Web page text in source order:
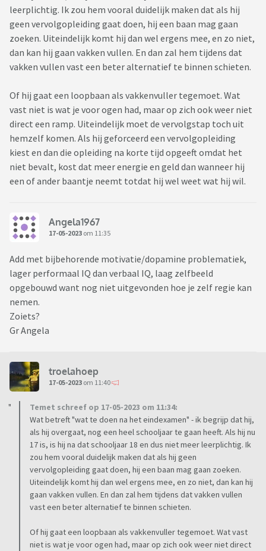
leerplichtig. Ik zou hem vooral duidelijk maken dat als hij
geen vervolgopleiding gaat doen, hij een baan mag gaan
zoeken. Uiteindelijk komt hij dan wel ergens mee, en zo niet,
dan kan hij gaan vakken vullen. En dan zal hem tijdens dat
vakken vullen vast een beter alternatief te binnen schieten.
Of hij gaat een loopbaan als vakkenvuller tegemoet. Wat
vast niet is wat je voor ogen had, maar op zich ook weer niet
direct een ramp. Uiteindelijk moet de vervolgstap toch uit
hemzelf komen. Als hij geforceerd een vervolgopleiding
kiest en dan die opleiding na korte tijd opgeeft omdat het
niet bevalt, kost dat meer energie en geld dan wanneer hij
een of ander baantje neemt totdat hij wel weet wat hij wil.
Angela1967
17-05-2023 om 11:35
Add met bijbehorende motivatie/dopamine problematiek,
lager performaal IQ dan verbaal IQ, laag zelfbeeld
opgebouwd want nog niet uitgevonden hoe je zelf regie kan
nemen.
Zoiets?
Gr Angela
troelahoep
17-05-2023 om 11:40
Temet schreef op 17-05-2023 om 11:34:
Wat betreft "wat te doen na het eindexamen" - ik begrijp dat hij,
als hij overgaat, nog een heel schooljaar te gaan heeft. Als hij nu
17 is, is hij na dat schooljaar 18 en dus niet meer leerplichtig. Ik
zou hem vooral duidelijk maken dat als hij geen
vervolgopleiding gaat doen, hij een baan mag gaan zoeken.
Uiteindelijk komt hij dan wel ergens mee, en zo niet, dan kan hij
gaan vakken vullen. En dan zal hem tijdens dat vakken vullen
vast een beter alternatief te binnen schieten.
Of hij gaat een loopbaan als vakkenvuller tegemoet. Wat vast
niet is wat je voor ogen had, maar op zich ook weer niet direct